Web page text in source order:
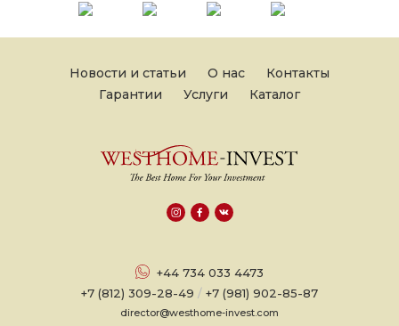
Новости и статьи О нас
Контакты
Гарантии
Услуги Каталог
+44 734 033 4473
+7 (812) 309-28-49 / +7 (981) 902-85-87
director@westhome-invest.com